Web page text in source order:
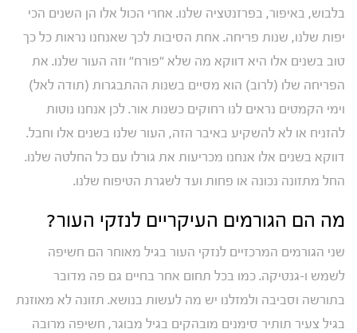
בלבוש, באיפור, בפרזנטציה שלנו. אחרי הכול אלו הן השנים הכי
יפות שלנו, שנות פריחה. אחת הסיבות לכך שאנחנו נראות כל כך
טוב בשנים אלו היא דווקא מה שלא "פורח" וזה העור שלנו. את
הפריחה שלו (לרוב) הוא מסיים בשנות ההתבגרות (תודה לאל)
וימי הקמטים נראים לנו רחוקים כשנות אור. לכן אנחנו נוטות
להזניח או לא להשקיע באיבר הזה, העור שלנו בשנים אלו וחבל.
דווקא בשנים אלו אנחנו מכריעות את גורלו עם כל החלטה שלנו.
החל מתזונה נכונה או פחות ועד לשגרת הטיפוח שלנו.
מה הם הגורמים העיקריים לנזקי העור?
שני הגורמים המרכזיים לנזקי העור בגיל מאוחר הם חשיפה
לשמש ו-גנטיקה. כמו בכל תחום אחר בחיים גם פה מדובר
בתורשה וסביבה ולמזלנו יש מה לעשות בנושא. תזונה לא מאוזנת
בגיל צעיר תותיר סימנים מובהקים בגיל מבוגר, חשיפה מרובה